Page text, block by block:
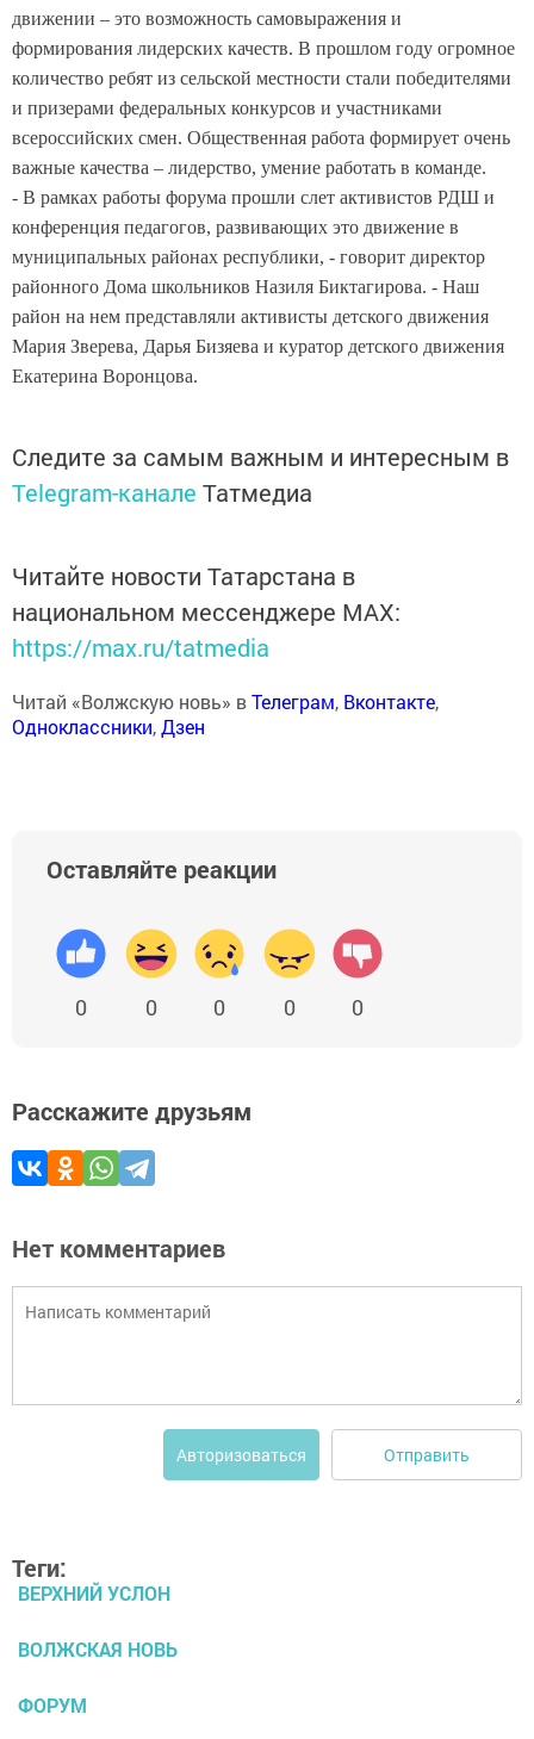
движении – это возможность самовыражения и
формирования лидерских качеств. В прошлом году огромное
количество ребят из сельской местности стали победителями
и призерами федеральных конкурсов и участниками
всероссийских смен. Общественная работа формирует очень
важные качества – лидерство, умение работать в команде.
- В рамках работы форума прошли слет активистов РДШ и
конференция педагогов, развивающих это движение в
муниципальных районах республики, - говорит директор
районного Дома школьников Назиля Биктагирова. - Наш
район на нем представляли активисты детского движения
Мария Зверева, Дарья Бизяева и куратор детского движения
Eкатерина Воронцова.
Следите за самым важным и интересным в
Telegram-канале Татмедиа
Читайте новости Татарстана в
национальном мессенджере MАХ:
https://max.ru/tatmedia
Читай «Волжскую новь» вТелеграм, Вконтакте,
Одноклассники,Дзен
Оставляйте реакции
0 0 0 0 0
Расскажите друзьям
Нет комментариев
Авторизоваться Отправить
Теги:
ВЕРХНИЙ УСЛОН
ВОЛЖСКАЯ НОВЬ
ФОРУМ